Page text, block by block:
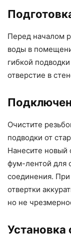
Перед началом
воды в
гибкой
отверстие в
Очистите
подводки от
Нанесите новый
фум-лентой для
соединения.
отвертки
но не
Установка